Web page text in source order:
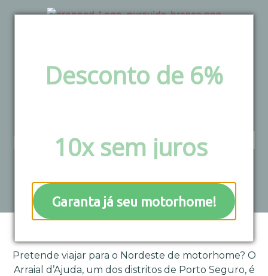
Desconto de 6%
10x sem juros
Garanta já seu motorhome!
motorhome: Arraial
d’Ajuda – Bahia
Pretende viajar para o Nordeste de motorhome? O
Arraial d’Ajuda, um dos distritos de Porto Seguro, é